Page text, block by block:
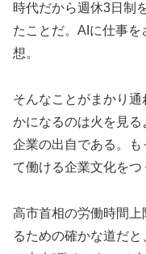
時代だから週休3日制
たことだ。AIに仕事
想。
そんなことがまかり
かになるのは火を見
企業の出自である。
て働ける企業文化をつ
高市首相の労働時間
るための確かな道だ